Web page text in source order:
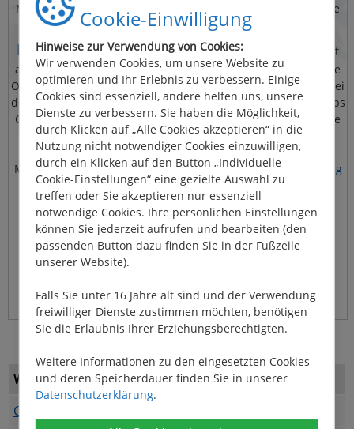
Cookie-Einwilligung
Hinweise zur Verwendung von Cookies:
Wir verwenden Cookies, um unsere Website zu
optimieren und Ihr Erlebnis zu verbessern. Einige
Cookies sind essenziell, andere helfen uns, unsere
Dienste zu verbessern. Sie haben die Möglichkeit,
durch Klicken auf „Alle Cookies akzeptieren“ in die
Nutzung nicht notwendiger Cookies einzuwilligen,
durch ein Klicken auf den Button „Individuelle
Cookie-Einstellungen“ eine gezielte Auswahl zu
treffen oder Sie akzeptieren nur essenziell
notwendige Cookies. Ihre persönlichen Einstellungen
können Sie jederzeit aufrufen und bearbeiten (den
passenden Button dazu finden Sie in der Fußzeile
unserer Website).
Falls Sie unter 16 Jahre alt sind und der Verwendung
freiwilliger Dienste zustimmen möchten, benötigen
Sie die Erlaubnis Ihrer Erziehungsberechtigten.
Weitere Informationen zu den eingesetzten Cookies
und deren Speicherdauer finden Sie in unserer
Datenschutzerklärung.
Mit Google Maps können Sie bequem die besten Fahrgebiete
für Ihr Hausboot erkunden und erhalten
Routenvorschläge. So planen Sie Ihre Traumroute direkt
auf unserer Seite – mit einer interaktiven Karte, die Ihnen die
Orientierung erleichtert und die Reiseplanung vereinfacht. Bei
der Nutzung des Kartenmaterials werden seitens Google Maps
Cookies gesetzt, Ihre IP-Adresse gespeichert und Daten in die
USA übertragen.
Mehr Infos dazu können Sie in unsererDatenschutzerklärung
nachlesen.
Wenn Sie damit einverstanden sind, setzen Sie einfach ein
Häkchen beiGoogle Maps in Ihren persönlichen Cookie-
Einstellungen:
Cookie-Einstellungen anpassen
Weitere Hausboot-Basen in der Region Leitrim
Carrick-on-Shannon